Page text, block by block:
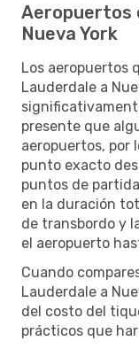
Aeropuertos
Nueva York
Los aeropuertos
Lauderdale a
presente que
aeropuertos, por
punto exacto
puntos de
en la duración
de transbordo y
el aeropuerto
Cuando
Lauderdale a
del costo del
prácticos que